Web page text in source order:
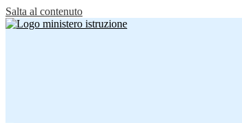
Salta al contenuto